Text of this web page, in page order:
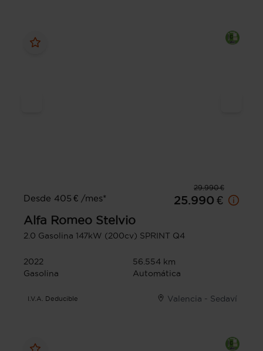
29.990 €
Desde 405 € /mes*
25.990 €
Alfa Romeo Stelvio
2.0 Gasolina 147kW (200cv) SPRINT Q4
2022
56.554 km
Gasolina
Automática
I.V.A. Deducible Valencia - Sedaví